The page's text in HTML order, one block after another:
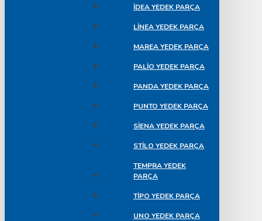
İDEA YEDEK PARÇA
LINEA YEDEK PARÇA
MAREA YEDEK PARÇA
PALIO YEDEK PARÇA
PANDA YEDEK PARÇA
PUNTO YEDEK PARÇA
SIENA YEDEK PARÇA
STILO YEDEK PARÇA
TEMPRA YEDEK
PARÇA
TIPO YEDEK PARÇA
UNO YEDEK PARÇA